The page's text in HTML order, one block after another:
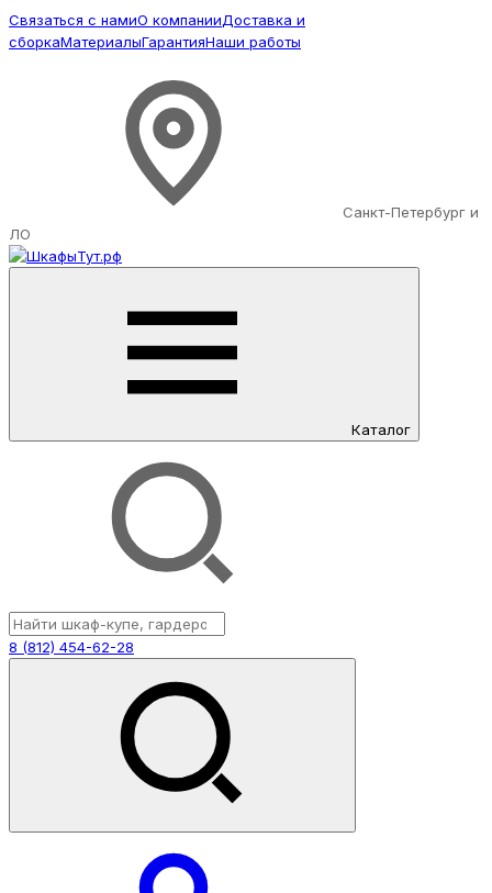
Связаться с намиО компанииДоставка и
сборкаМатериалыГарантияНаши работы
Санкт-Петербург и
ЛО
Каталог
8 (812) 454-62-28